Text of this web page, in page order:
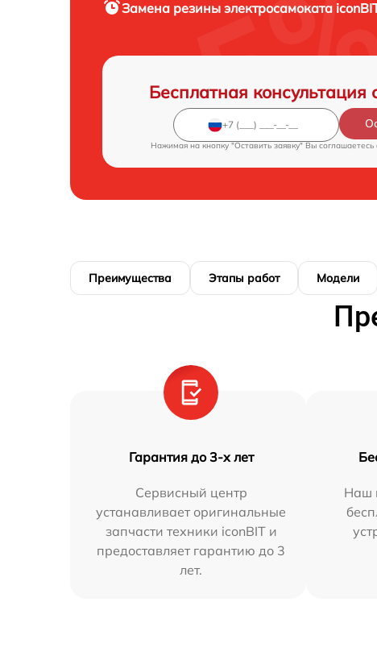
Замена резины электросамоката
Бесплатная консультация
Нажимая на кнопку "Оставить заявку" Вы соглашаетесь
Преимущества Этапы работ Модели
Гарантия до 3-х лет
Сервисный центр
устанавливает оригинальные
запчасти техники iconBIT и
предоставляет гарантию до 3
лет.
Наш